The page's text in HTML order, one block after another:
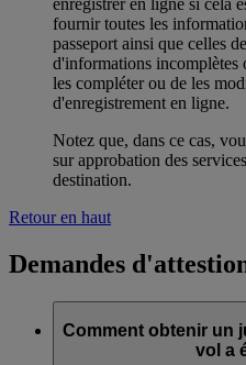
enregistrer en ligne si cela
fournir toutes les
passeport ainsi que celles
d'informations incomplètes
les compléter ou de les
d'enregistrement en ligne.
Notez que, dans ce cas,
sur approbation des
destination.
Retour en haut
Demandes
Comment obtenir un
vol a